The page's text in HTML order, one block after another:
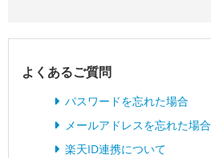
よくあるご質問
パスワードを忘れた場合
メールアドレスを忘れた場合
楽天ID連携について